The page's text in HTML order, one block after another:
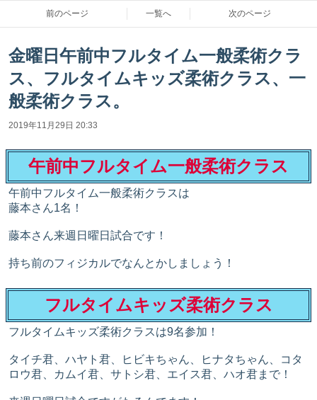
前のページ 一覧へ 次のページ
金曜日午前中フルタイム一般柔術クラ
ス、フルタイムキッズ柔術クラス、一
般柔術クラス。
2019年11月29日 20:33
午前中フルタイム一般柔術クラス
午前中フルタイム一般柔術クラスは
藤本さん1名！
藤本さん来週日曜日試合です！
持ち前のフィジカルでなんとかしましょう！
フルタイムキッズ柔術クラス
フルタイムキッズ柔術クラスは9名参加！
タイチ君、ハヤト君、ヒビキちゃん、ヒナタちゃん、コタ
ロウ君、カムイ君、サトシ君、エイス君、ハオ君まで！